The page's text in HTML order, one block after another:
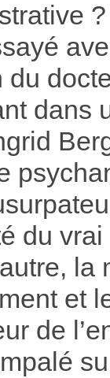
du
dans
du
la
et
de